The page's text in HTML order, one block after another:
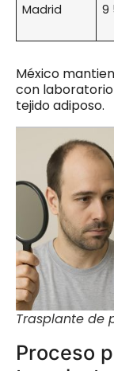
Madrid
9
México
con
tejido adiposo.
Trasplante de
Proceso